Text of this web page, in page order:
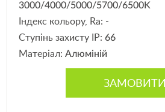
3000/4000/5000/5700/6500K
Індекс кольору, Ra: -
Ступінь захисту IP: 66
Матеріал: Алюміній
ЗАМОВИТИ